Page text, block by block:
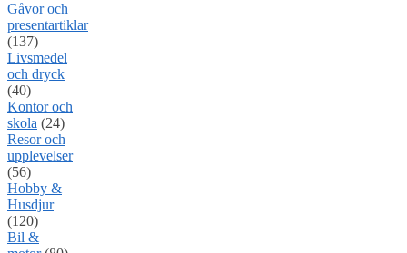
Gåvor och
presentartiklar
(137)
Livsmedel
och dryck
(40)
Kontor och
skola (24)
Resor och
upplevelser
(56)
Hobby &
Husdjur
(120)
Bil &